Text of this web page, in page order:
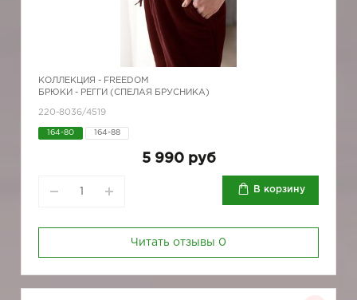
КОЛЛЕКЦИЯ - FREEDOM
БРЮКИ - РЕГГИ (СПЕЛАЯ БРУСНИКА)
220-8036/4519
164-80 164-88
5 990 руб
В корзину
Читать отзывы 0